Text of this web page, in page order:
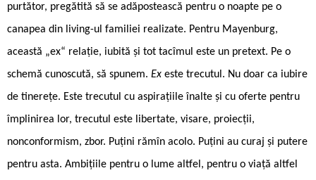
purtător, pregătită să se adăpostească pentru o noapte pe o
canapea din living-ul familiei realizate. Pentru Mayenburg,
această „ex“ relație, iubită și tot tacîmul este un pretext. Pe o
schemă cunoscută, să spunem. Ex este trecutul. Nu doar ca iubire
de tinerețe. Este trecutul cu aspirațiile înalte și cu oferte pentru
împlinirea lor, trecutul este libertate, visare, proiecții,
nonconformism, zbor. Puțini rămîn acolo. Puțini au curaj și putere
pentru asta. Ambițiile pentru o lume altfel, pentru o viață altfel